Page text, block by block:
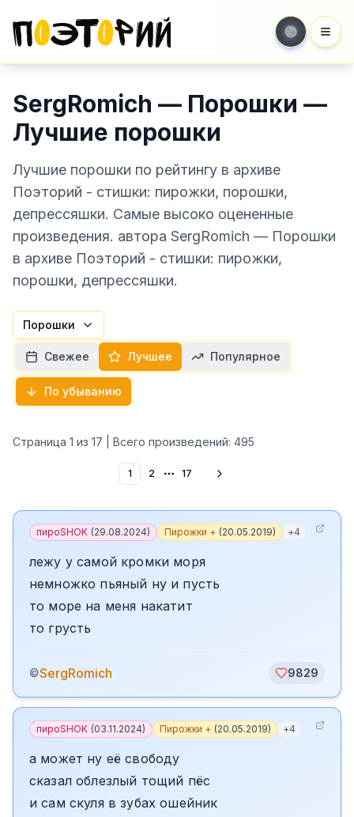
SergRomich — Порошки —
Лучшие порошки
Лучшие порошки по рейтингу в архиве
Поэторий - стишки: пирожки, порошки,
депрессяшки. Самые высоко оцененные
произведения. автора SergRomich — Порошки
в архиве Поэторий - стишки: пирожки,
порошки, депрессяшки.
Порошки
Свежее Лучшее Популярное
По убыванию
Страница 1 из 17 | Всего произведений: 495
1 2 More pages
17
пироSHOK (29.08.2024) Пирожки + (20.05.2019) +4
лежу у самой кромки моря
немножко пьяный ну и пусть
то море на меня накатит
то грусть
©SergRomich 9829
пироSHOK (03.11.2024) Пирожки + (20.05.2019) +4
а может ну её свободу
сказал облезлый тощий пёс
и сам скуля в зубах ошейник